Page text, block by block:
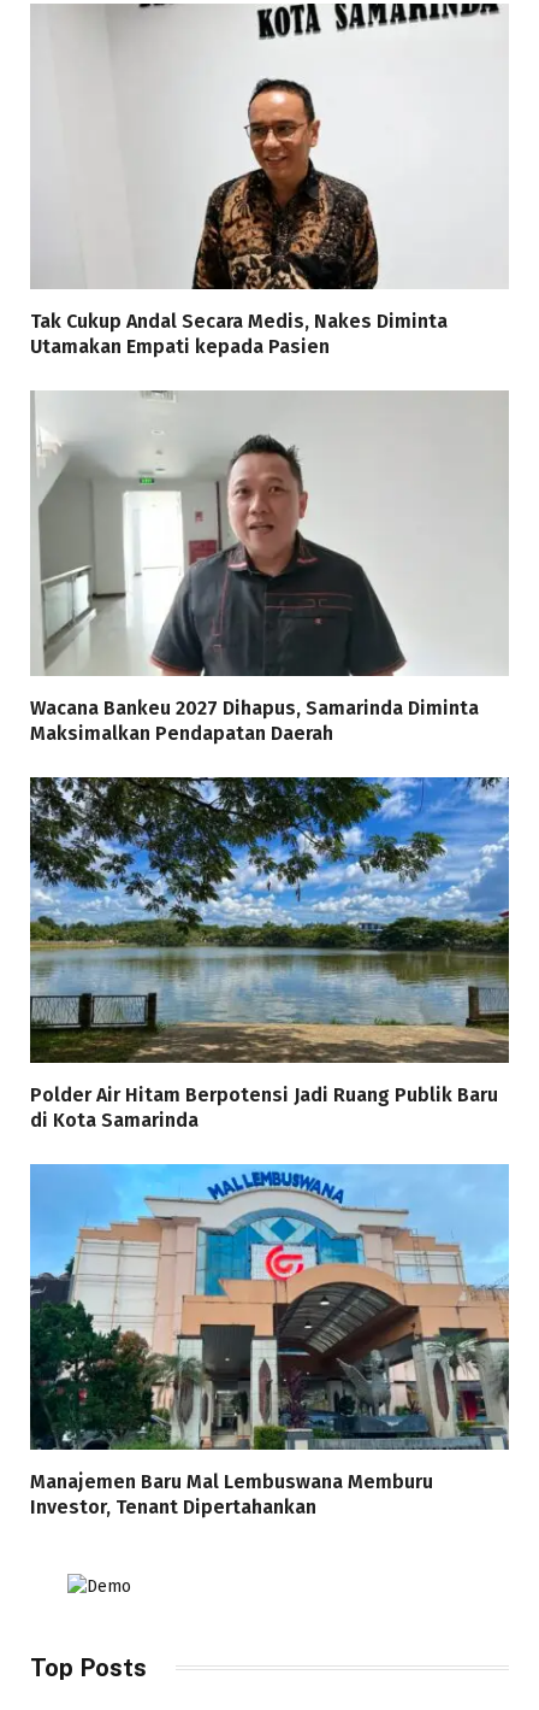
Tak Cukup Andal Secara Medis, Nakes Diminta
Utamakan Empati kepada Pasien
Wacana Bankeu 2027 Dihapus, Samarinda Diminta
Maksimalkan Pendapatan Daerah
Polder Air Hitam Berpotensi Jadi Ruang Publik Baru
di Kota Samarinda
Manajemen Baru Mal Lembuswana Memburu
Investor, Tenant Dipertahankan
Top Posts